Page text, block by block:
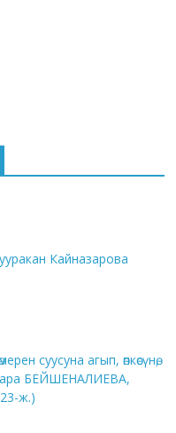
Кайназарова
суусуна агып, өпкөсүнө,
БЕЙШЕНАЛИЕВА,
ж.)